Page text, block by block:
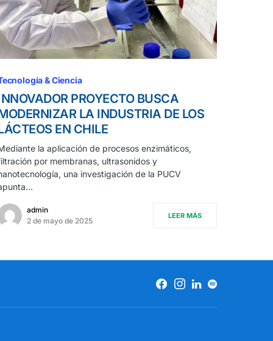
& Ciencia
PROYECTO BUSCA
LA INDUSTRIA DE LOS
EN CHILE
la aplicación de procesos enzimáticos,
por membranas, ultrasonidos y
una investigación de la PUCV
admin
2 de mayo de 2025
LEER MÁS